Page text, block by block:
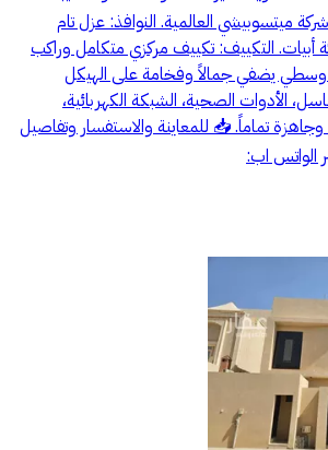
ميتسوبيشي العالمية. النوافذ: عزل تام
التكييف: تكييف مركزي متكامل وراكب
وسطي يضفي جمالاً وفخامة على الهيكل
الأدوات الصحية، الشبكة الكهربائية،
وجاهزة تماماً. 📥 للمعاينة والاستفسار وتفاصيل
الواتس اب: